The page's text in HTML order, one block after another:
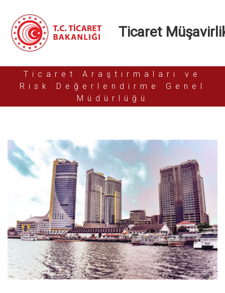
Ticaret
Ticaret Araştırmaları ve
Risk Değerlendirme Genel
Müdürlüğü